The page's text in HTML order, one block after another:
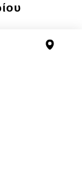
17.30-19.30